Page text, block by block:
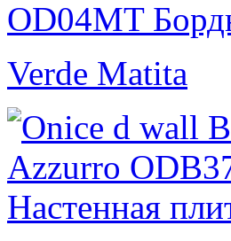
Verde Matita